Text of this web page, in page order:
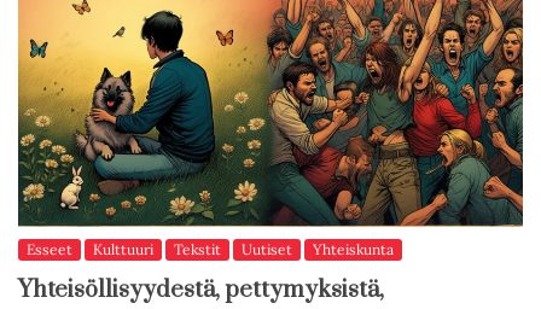
Esseet Kulttuuri Tekstit Uutiset Yhteiskunta
Yhteisöllisyydestä, pettymyksistä,